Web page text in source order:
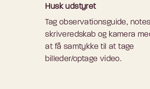
Husk udstyret
Tag observationsguide,
skriveredskab og kamera
at få samtykke til at tage
billeder/optage video.